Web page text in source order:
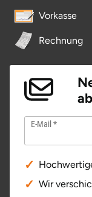
Vorkasse
Rechnung
E-Mail
Wir